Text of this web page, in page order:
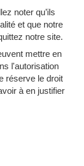
noter qu’ils
et que notre
notre site.
mettre en
l'autorisation
réserve le droit
à en justifier